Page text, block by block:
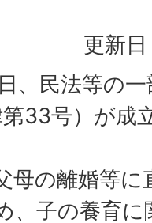
更新
、民法等の
第33号）が成
母の離婚等
、子の養育